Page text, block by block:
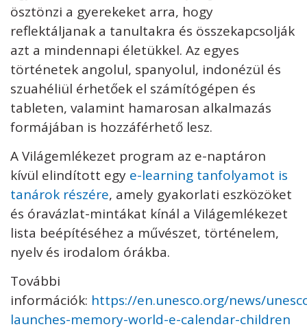
ösztönzi a gyerekeket arra, hogy
reflektáljanak a tanultakra és összekapcsolják
azt a mindennapi életükkel. Az egyes
történetek angolul, spanyolul, indonézül és
szuahéliül érhetőek el számítógépen és
tableten, valamint hamarosan alkalmazás
formájában is hozzáférhető lesz.
A Világemlékezet program az e-naptáron
kívül elindított egy e-learning tanfolyamot is
tanárok részére, amely gyakorlati eszközöket
és óravázlat-mintákat kínál a Világemlékezet
lista beépítéséhez a művészet, történelem,
nyelv és irodalom órákba.
További
információk: https://en.unesco.org/news/
launches-memory-world-e-calendar-children